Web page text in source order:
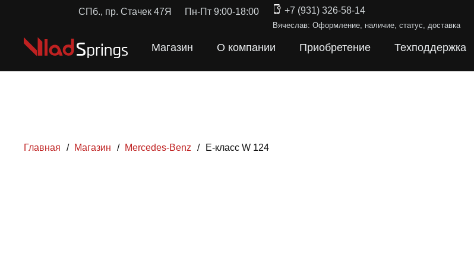
СПб., пр. Стачек 47Я Пн-Пт 9:00-18:00 +7 (931) 326-58-14
Вячеслав: Оформление, наличие, статус, доставка
Магазин О компании Приобретение Техподдержка
Главная / Магазин / Mercedes-Benz / Е-класс W 124